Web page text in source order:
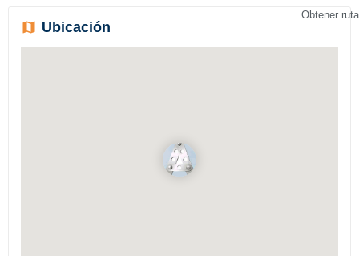
Ubicación
Obtener ruta